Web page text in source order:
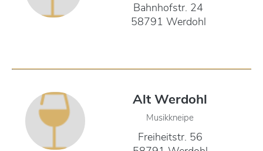
Bahnhofstr. 24
58791 Werdohl
Alt Werdohl
Musikkneipe
Freiheitstr. 56